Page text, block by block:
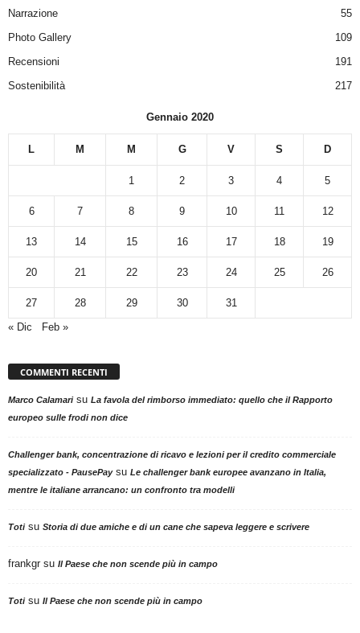
Narrazione
55
Photo Gallery
109
Recensioni
191
Sostenibilità
217
Gennaio 2020
L M M G V S D
1 2 3 4 5
6 7 8 9 10 11 12
13 14 15 16 17 18 19
20 21 22 23 24 25 26
27 28 29 30
31
« Dic
Feb »
COMMENTI RECENTI
Marco Calamarisu La favola del rimborso immediato: quello che il Rapporto
europeo sulle frodi non dice
Challenger bank, concentrazione di ricavo e lezioni per il credito commerciale
specializzato - PausePaysu Le challenger bank europee avanzano in Italia,
mentre le italiane arrancano: un confronto tra modelli
Totisu Storia di due amiche e di un cane che sapeva leggere e scrivere
frankgr su Il Paese che non scende più in campo
Totisu Il Paese che non scende più in campo